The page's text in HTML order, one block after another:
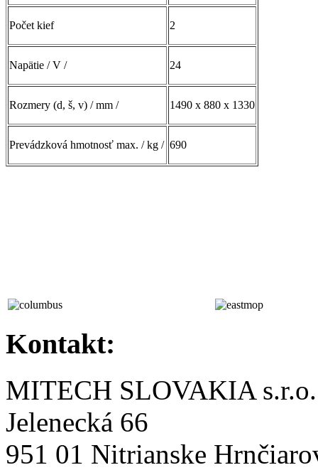
Počet kief 2
Napätie / V / 24
Rozmery (d, š, v) / mm / 1490 x 880 x 1330
Prevádzková hmotnosť max. / kg / 690
Kontakt:
MITECH SLOVAKIA s.r.o.
Jelenecká 66
951 01 Nitrianske